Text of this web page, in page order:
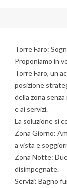
Torre Faro:
Proponiamo in
Torre Faro, un
posizione
della zona
e ai servizi.
La soluzione si
Zona Giorno:
a vista e
Zona Notte:
disimpegnate.
Servizi: Bagno